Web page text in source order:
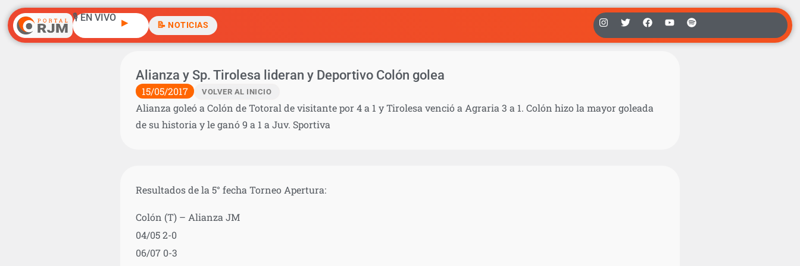
🎙️ EN VIVO ▶ 📝 NOTICIAS
Alianza y Sp. Tirolesa lideran y Deportivo Colón golea
15/05/2017 VOLVER AL INICIO
Alianza goleó a Colón de Totoral de visitante por 4 a 1 y Tirolesa venció a Agraria 3 a 1. Colón hizo la mayor goleada
de su historia y le ganó 9 a 1 a Juv. Sportiva
Resultados de la 5° fecha Torneo Apertura:
Colón (T) – Alianza JM
04/05 2-0
06/07 0-3